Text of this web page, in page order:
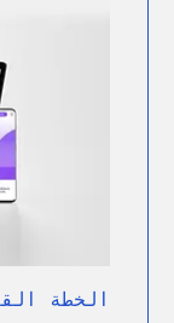
الخطة